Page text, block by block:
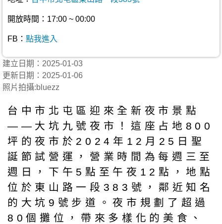
開放時間：17:00 ~ 00:00
FB： 點我進入
建立日期：2025-01-03
更新日期：2025-01-06
照片拍攝:bluezz
台中市北屯區迎來全新夜市景點
——大坑九號夜市！這座占地800
坪的夜市於2024年12月25日聖
誕節試營運，營業時間為每週三至
週日，下午5點至午夜12點，地點
位於東山路一段383號，鄰近知名
的大坑9號步道。夜市規劃了超過
80個攤位，帶來多樣化的美食、